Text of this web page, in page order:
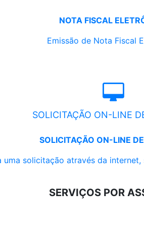
NOTA FISCAL
Emissão de Nota Fiscal
SOLICITAÇÃO ON-LINE
SOLICITAÇÃO ON-LINE
uma solicitação através da internet,
SERVIÇOS POR